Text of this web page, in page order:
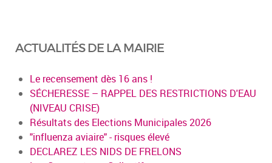
ACTUALITÉS DE LA MAIRIE
Le recensement dès 16 ans !
SÉCHERESSE – RAPPEL DES RESTRICTIONS D'EAU
(NIVEAU CRISE)
Résultats des Elections Municipales 2026
"influenza aviaire" - risques élevé
DECLAREZ LES NIDS DE FRELONS